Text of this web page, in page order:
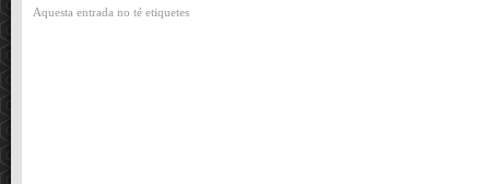
Aquesta entrada no té etiquetes